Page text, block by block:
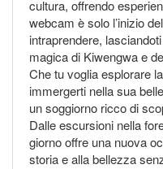
cultura, offrendo
webcam è solo l’inizio
intraprendere,
magica di Kiwengwa e
Che tu voglia esplorare
immergerti nella sua
un soggiorno ricco di
Dalle escursioni nella
giorno offre una nuova
storia e alla bellezza